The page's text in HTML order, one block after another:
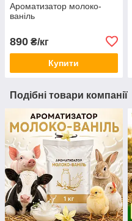
Ароматизатор молоко-
ваніль
890 ₴/кг
Купити
Подібні товари компанії